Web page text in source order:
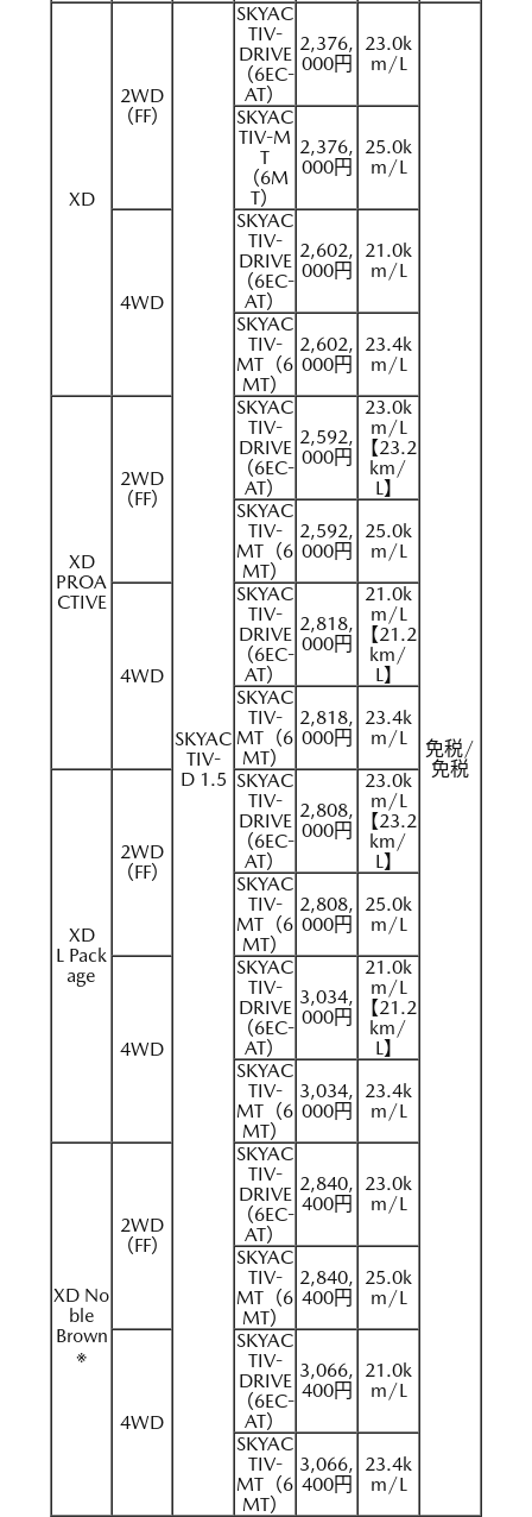
XD
2WD
（FF）
SKYAC
TIV-
D 1.5
SKYAC
TIV-
DRIVE
（6EC-
AT）
2,376,
000円
23.0k
m/L
免税/
免税
SKYAC
TIV-M
T
（6M
T）
2,376,
000円
25.0k
m/L
4WD
SKYAC
TIV-
DRIVE
（6EC-
AT）
2,602,
000円
21.0k
m/L
SKYAC
TIV-
MT（6
MT）
2,602,
000円
23.4k
m/L
XD
PROA
CTIVE
2WD
（FF）
SKYAC
TIV-
DRIVE
（6EC-
AT）
2,592,
000円
23.0k
m/L
【23.2
km/
L】
SKYAC
TIV-
MT（6
MT）
2,592,
000円
25.0k
m/L
4WD
SKYAC
TIV-
DRIVE
（6EC-
AT）
2,818,
000円
21.0k
m/L
【21.2
km/
L】
SKYAC
TIV-
MT（6
MT）
2,818,
000円
23.4k
m/L
XD
L Pack
age
2WD
（FF）
SKYAC
TIV-
DRIVE
（6EC-
AT）
2,808,
000円
23.0k
m/L
【23.2
km/
L】
SKYAC
TIV-
MT（6
MT）
2,808,
000円
25.0k
m/L
4WD
SKYAC
TIV-
DRIVE
（6EC-
AT）
3,034,
000円
21.0k
m/L
【21.2
km/
L】
SKYAC
TIV-
MT（6
MT）
3,034,
000円
23.4k
m/L
XD No
ble
Brown
※
2WD
（FF）
SKYAC
TIV-
DRIVE
（6EC-
AT）
2,840,
400円
23.0k
m/L
SKYAC
TIV-
MT（6
MT）
2,840,
400円
25.0k
m/L
4WD
SKYAC
TIV-
DRIVE
（6EC-
AT）
3,066,
400円
21.0k
m/L
SKYAC
TIV-
MT（6
MT）
3,066,
400円
23.4k
m/L